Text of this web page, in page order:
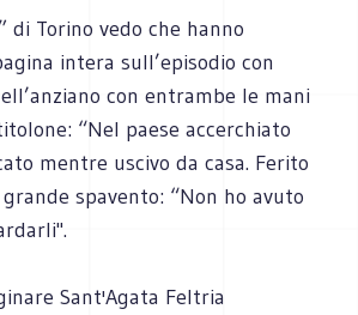
di Torino vedo che hanno
intera sull’episodio con
con entrambe le mani
“Nel paese accerchiato
mentre uscivo da casa. Ferito
spavento: “Non ho avuto
Sant'Agata Feltria